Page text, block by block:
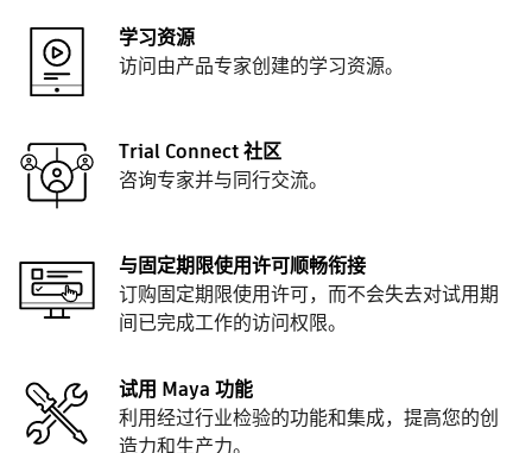
学习资源
访问由产品专家创建的学习资源。
Trial Connect 社区
咨询专家并与同行交流。
与固定期限使用许可顺畅衔接
订购固定期限使用许可，而不会失去对试用期
间已完成工作的访问权限。
试用 Maya 功能
利用经过行业检验的功能和集成，提高您的创
造力和生产力。